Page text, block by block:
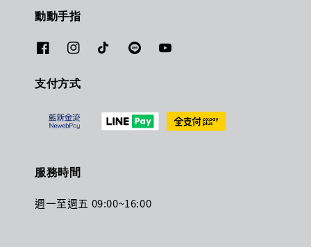
動動手指
支付方式
服務時間
週一至週五 09:00~16:00